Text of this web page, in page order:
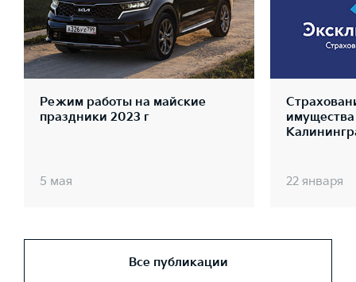
Режим работы на майские
праздники 2023 г
5 мая 22 января
Все публикации